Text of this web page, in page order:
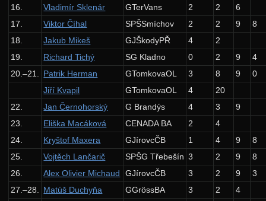
16.
Vladimír Sklenár GTerVans 2 2
6
17.
Viktor Číhal SPŠSmíchov 2 2 9
8
18.
Jakub Mikeš GJŠkodyPŘ 4
2
19.
Richard Tichý SG Kladno 0 2 9
4
20.–21.
Patrik Herman GTomkovaOL 3 8 9
0
Jiří Kvapil
GTomkovaOL 4
20
22.
Jan Černohorský G Brandýs 4 3
9
23.
Eliška Macáková CENADA BA 2
4
24.
Kryštof Maxera GJírovcČB 1 4 9
8
25.
Vojtěch Lančarič SPŠG Třebešín 3 2 9
8
26.
Alex Olivier Michaud GJírovcČB 3 2 9
3
27.–28.
Matúš Duchyňa GGrössBA 3 2
4
Zadání 4. série
Řešení
Výsledky
Zadání 5. série
Řešení
Komentáře
Výsledky
Kuchařky
Základní algoritmy
Halda a cesty